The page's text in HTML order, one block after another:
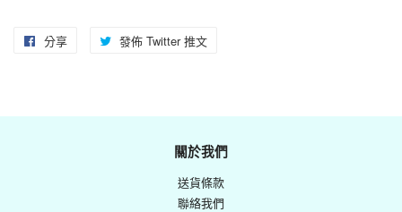
分享
Facebook
發佈 Twitter 推文
發
佈
推
文
關於我們
送貨條款
聯絡我們